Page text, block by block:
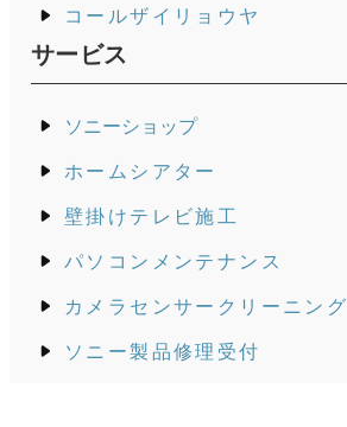
コールザイリョウヤ
サービス
ソニーショップ
ホームシアター
壁掛けテレビ施工
パソコンメンテナンス
カメラセンサークリーニング
ソニー製品修理受付